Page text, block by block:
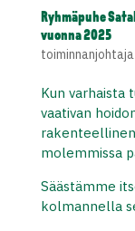
Ryhmäpuhe
vuonna 2025
toiminnanjohtaja|
Kun varhaista
vaativan
molemmissa
Säästämme
kolmannella